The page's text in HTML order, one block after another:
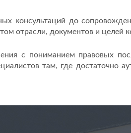
консультаций до
отрасли, документов и целей
с пониманием правовых
там, где достаточно